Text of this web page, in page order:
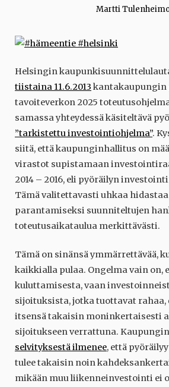
Martti
Helsingin
tiistaina 11.6.2013 kantakaupungin
tavoiteverkon 2025
samassa yhteydessä käsiteltävä
”tarkistettu investointiohjelma”.
siitä, että kaupunginhallitus on
virastot supistamaan
2014 – 2016, eli pyöräilyn
Tämä valitettavasti uhkaa
parantamiseksi suunniteltujen
toteutusaikataulua merkittävästi.
Tämä on sinänsä ymmärrettävää,
kaikkialla pulaa. Ongelma vain on,
kuluttamisesta, vaan
sijoituksista, jotka tuottavat rahaa,
itsensä takaisin moninkertaisesti
sijoitukseen verrattuna. Kaupungin
selvityksestä ilmenee, että
tulee takaisin noin
mikään muu liikenneinvestointi ei